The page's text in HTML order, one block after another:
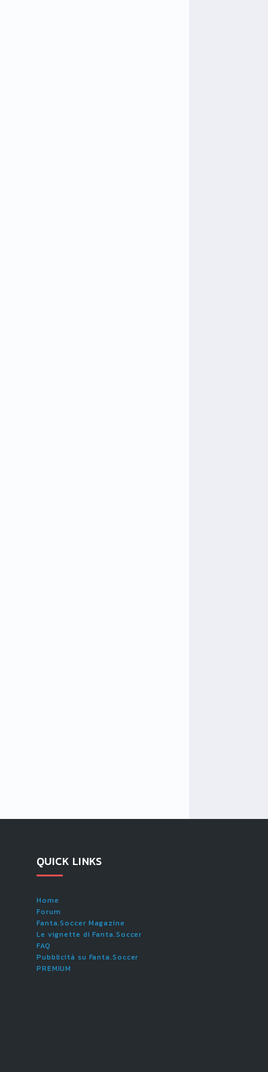
QUICK LINKS
Home
Forum
Fanta.Soccer Magazine
Le vignette di Fanta.Soccer
FAQ
Pubblicità su Fanta.Soccer
PREMIUM